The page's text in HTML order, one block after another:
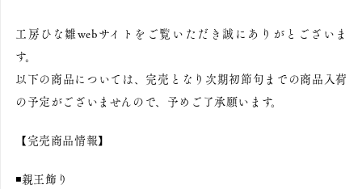
工房ひな雛webサイトをご覧いただき誠にありがとございま
す。
以下の商品については、完売となり次期初節句までの商品入荷
の予定がございませんので、予めご了承願います。
【完売商品情報】
◾️親王飾り